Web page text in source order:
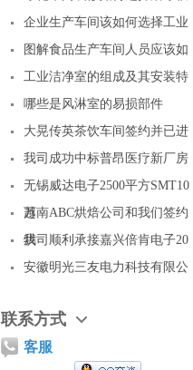
企业生产车间该如何选择工业
图解食品生产车间人员应该如
工业洁净室的组成及其安装特
哪些是风淋室的易损部件
大晃传英茶饮车间签约并已进
我司成功中标普昂医疗新厂房
无锡威达电子2500平方SMT10
万
越南ABC烘焙公司和我们签约
烘
我司顺利承接嘉兴倍肯电子20
安徽明光三友电力科技有限公
联系方式
客服